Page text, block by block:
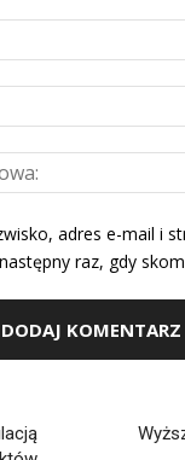
adres e-mail i
raz, gdy